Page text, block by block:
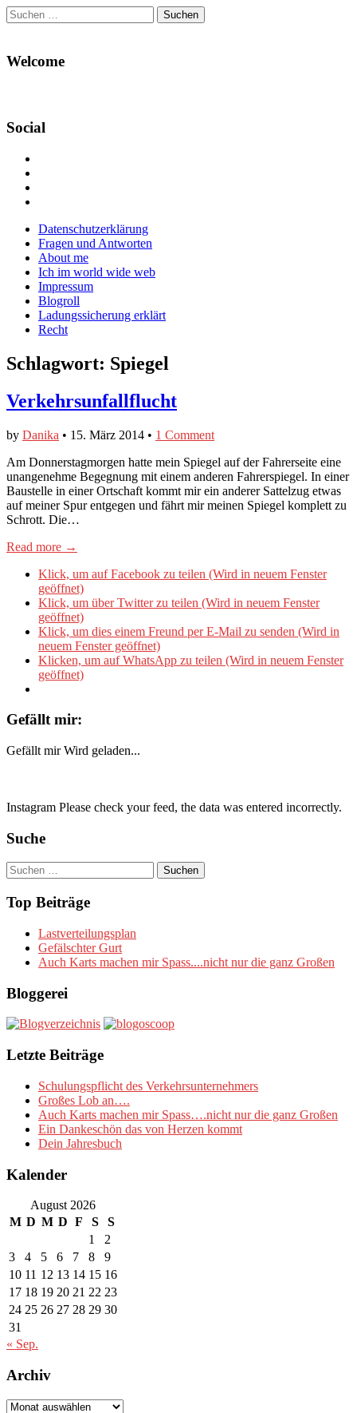
Suchen
nach:
Welcome
Social
Facebook
anzeigen
Twitter
anzeigen
auf
Instagram
anzeigen
Main
menu
Skip
content
Datenschutzerklärung
Fragen und Antworten
About me
Ich im world wide web
Impressum
Blogroll
Ladungssicherung erklärt
Recht
Schlagwort: Spiegel
Verkehrsunfallflucht
by Danika • 15. März 2014 • 1 Comment
Am Donnerstagmorgen hatte mein Spiegel auf der Fahrerseite eine
unangenehme Begegnung mit einem anderen Fahrerspiegel. In einer
Baustelle in einer Ortschaft kommt mir ein anderer Sattelzug etwas
auf meiner Spur entgegen und fährt mir meinen Spiegel komplett zu
Schrott. Die…
Read more →
Klick, um auf Facebook zu teilen (Wird in neuem Fenster
geöffnet)
Klick, um über Twitter zu teilen (Wird in neuem Fenster
geöffnet)
Klick, um dies einem Freund per E-Mail zu senden (Wird in
neuem Fenster geöffnet)
Klicken, um auf WhatsApp zu teilen (Wird in neuem Fenster
geöffnet)
Gefällt mir:
Gefällt mir Wird geladen...
Instagram Please check your feed, the data was entered incorrectly.
Suche
Suchen
nach:
Top Beiträge
Lastverteilungsplan
Gefälschter Gurt
Auch Karts machen mir Spass....nicht nur die ganz Großen
Bloggerei
Letzte Beiträge
Schulungspflicht des Verkehrsunternehmers
Großes Lob an….
Auch Karts machen mir Spass….nicht nur die ganz Großen
Ein Dankeschön das von Herzen kommt
Dein Jahresbuch
Kalender
August 2026
M D M D F S
S
1
2
3
4 5 6 7 8
9
10 11 12 13 14 15 16
17 18 19 20 21 22 23
24 25 26 27 28 29 30
31
« Sep.
Archiv
Archiv